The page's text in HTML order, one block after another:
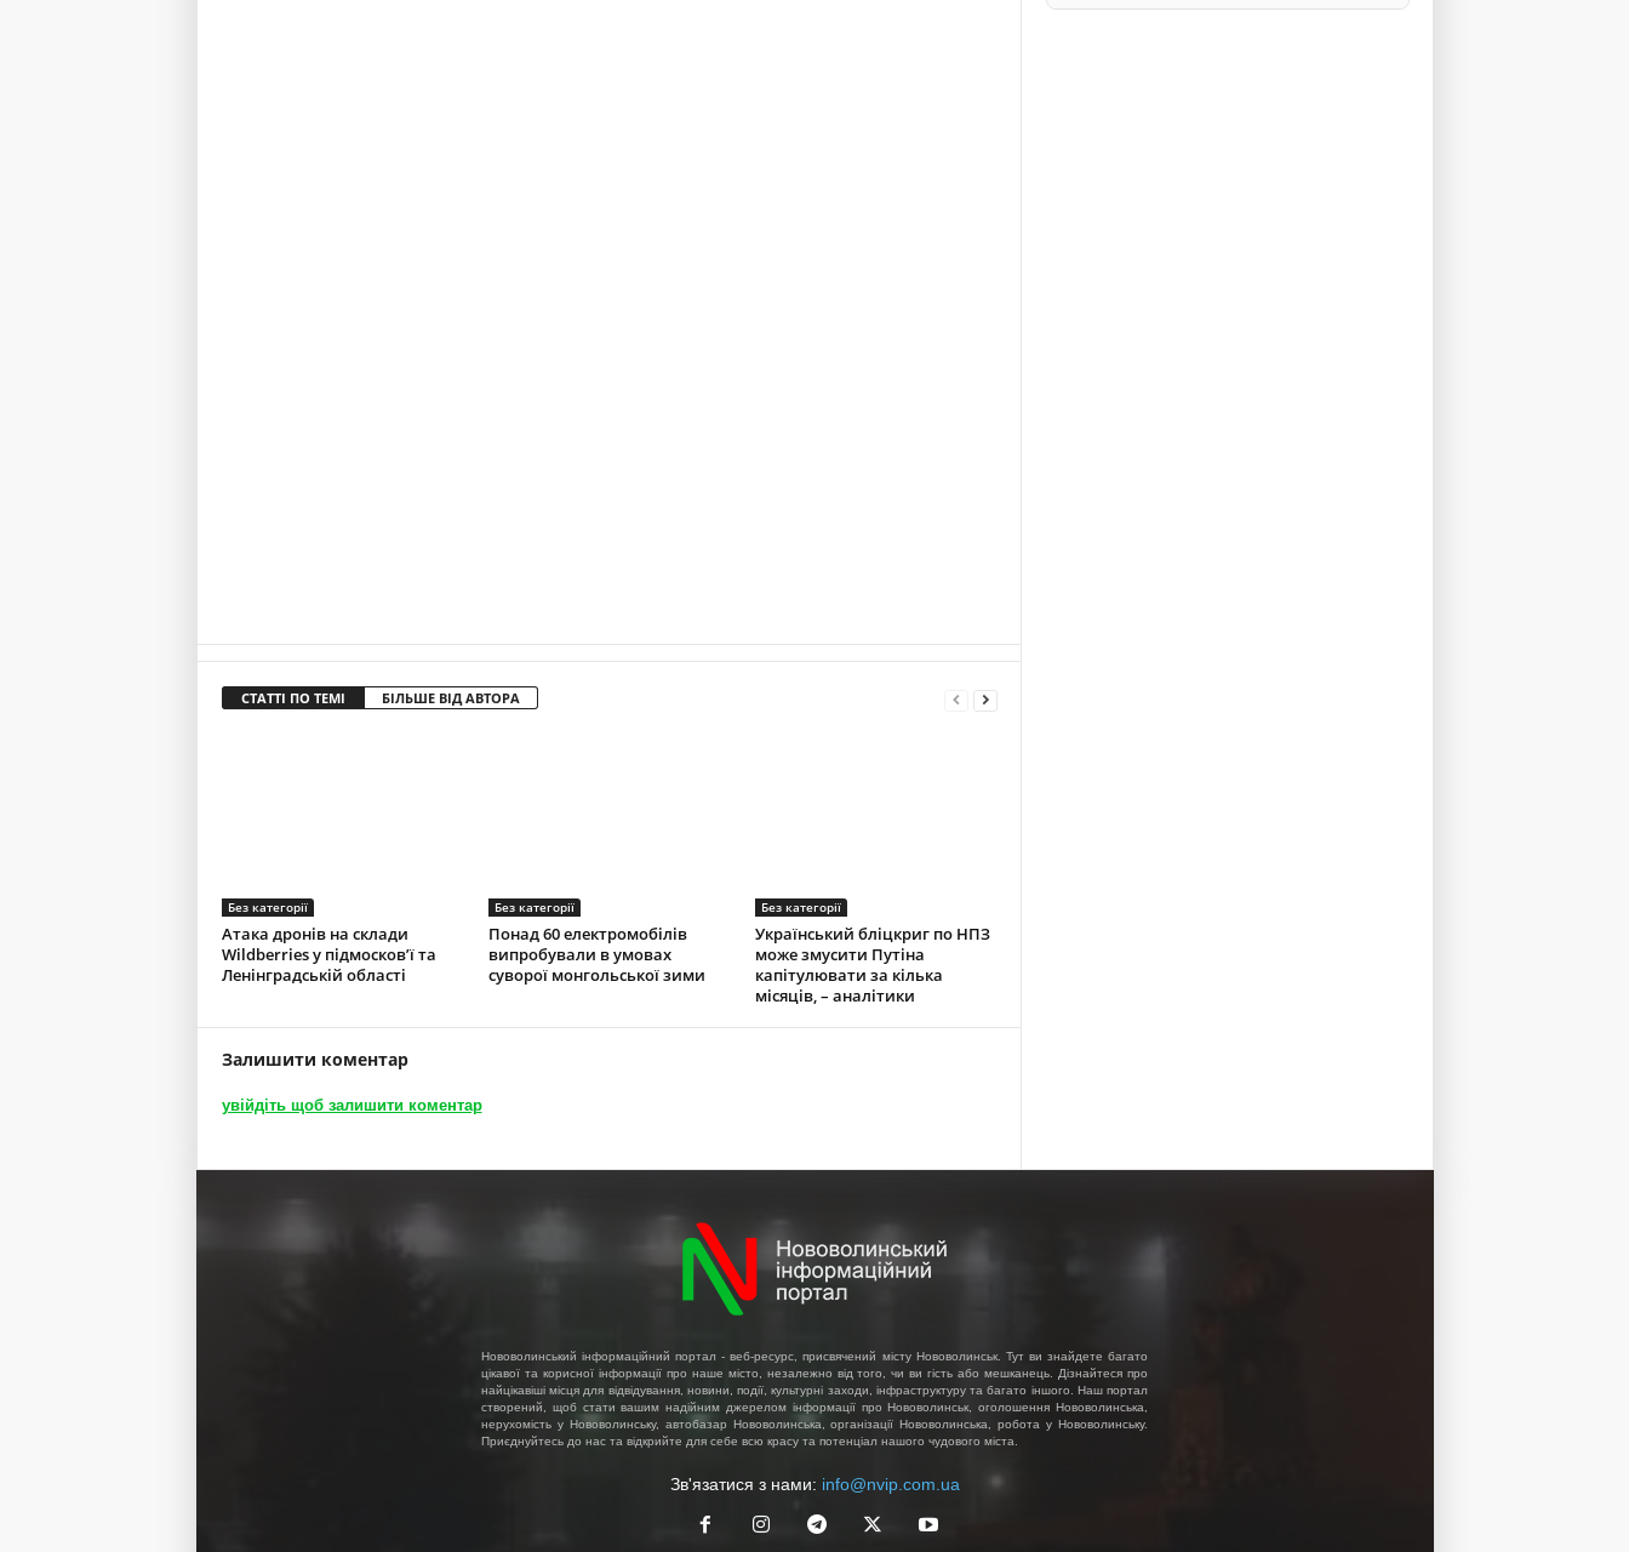
СТАТТІ ПО ТЕМІ БІЛЬШЕ ВІД АВТОРА
Без категорії
Атака дронів на склади
Wildberries у підмосков’ї та
Ленінградській області
Без категорії
Понад 60 електромобілів
випробували в умовах
суворої монгольської зими
Без категорії
Український бліцкриг по НПЗ
може змусити Путіна
капітулювати за кілька
місяців, – аналітики
Залишити коментар
увійдіть щоб залишити коментар
Нововолинський інформаційний портал - веб-ресурс, присвячений місту Нововолинськ. Тут ви знайдете багато
цікавої та корисної інформації про наше місто, незалежно від того, чи ви гість або мешканець. Дізнайтеся про
найцікавіші місця для відвідування, новини, події, культурні заходи, інфраструктуру та багато іншого. Наш портал
створений, щоб стати вашим надійним джерелом інформації про Нововолинськ, оголошення Нововолинська,
нерухомість у Нововолинську, автобазар Нововолинська, організації Нововолинська, робота у Нововолинську.
Приєднуйтесь до нас та відкрийте для себе всю красу та потенціал нашого чудового міста.
Зв'язатися з нами: info@nvip.com.ua